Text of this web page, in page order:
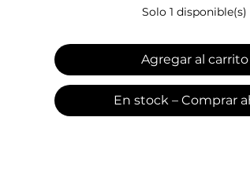
Solo 1 disponible(s)
Agregar al carrito
En stock – Comprar